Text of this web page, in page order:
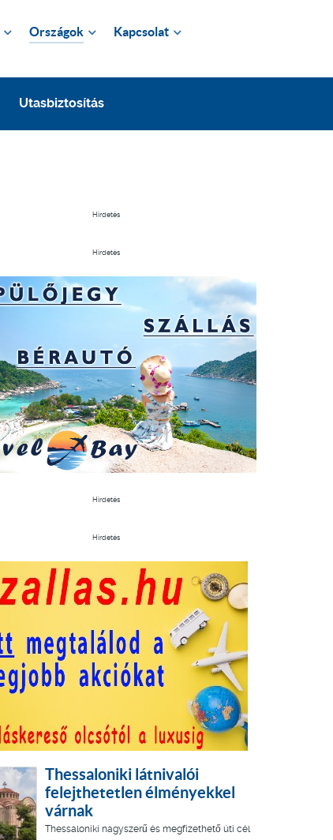
Országok Kapcsolat
Utasbiztosítás
Hirdetés
Hirdetés
Hirdetés
Hirdetés
Thessaloniki látnivalói
felejthetetlen élményekkel
várnak
Thessaloniki nagyszerű és megfizethető úti cél